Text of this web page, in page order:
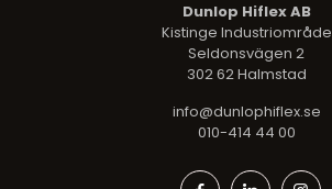
Dunlop Hiflex AB
Kistinge Industriområde
Seldonsvägen 2
302 62 Halmstad
info@dunlophiflex.se
010-414 44 00